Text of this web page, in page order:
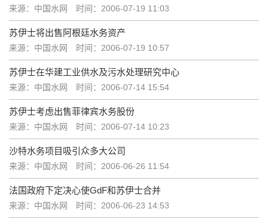
来源：中国水网 时间：2006-07-19 11:03
苏伊士将出售阿根廷水务资产
来源：中国水网 时间：2006-07-19 10:57
苏伊士在华建工业供水及污水处理研究中心
来源：中国水网 时间：2006-07-14 15:54
苏伊士考虑出售菲律宾水务股份
来源：中国水网 时间：2006-07-14 10:23
沙特水务项目吸引众多大公司
来源：中国水网 时间：2006-06-26 11:54
法国政府下定决心使GdF和苏伊士合并
来源：中国水网 时间：2006-06-23 14:53